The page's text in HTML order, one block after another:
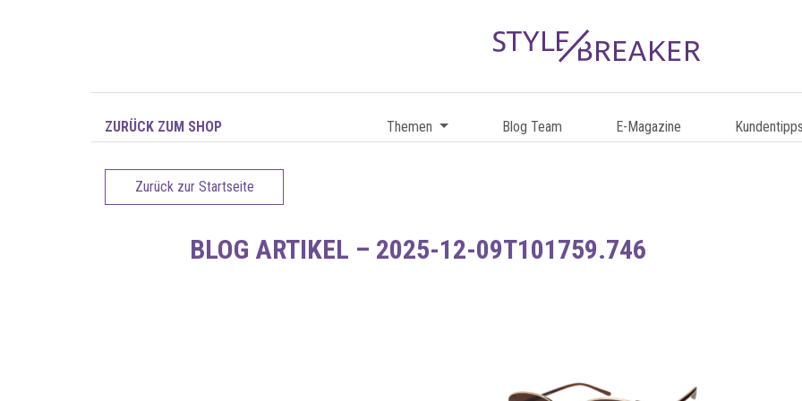
ZURÜCK ZUM SHOP Themen Blog Team E-Magazine
Zurück zur Startseite
BLOG ARTIKEL – 2025-12-09T101759.746